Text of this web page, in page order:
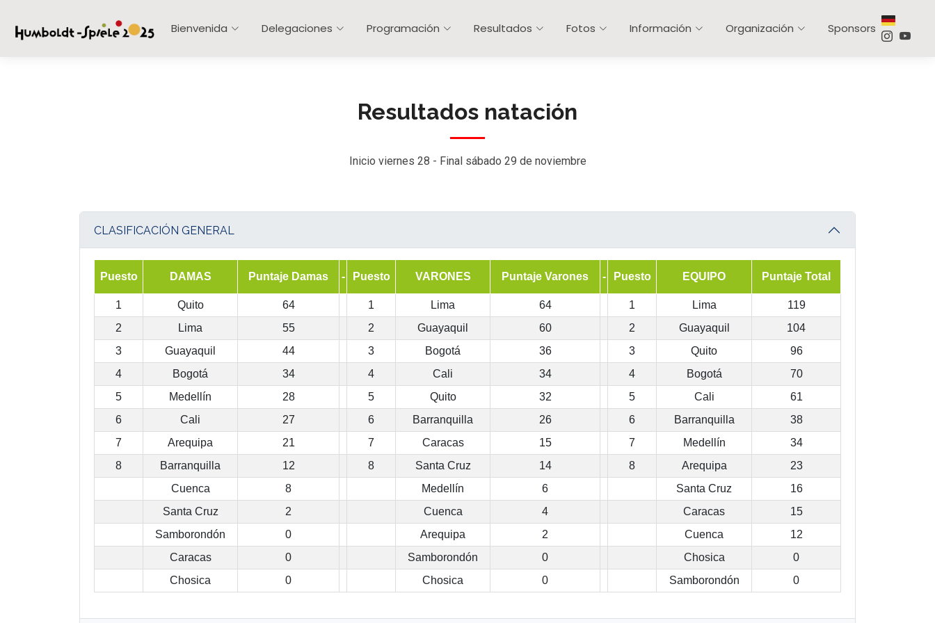
Bienvenida Delegaciones Programación Resultados Fotos Información Organización Sponsors
Resultados natación
Inicio viernes 28 - Final sábado 29 de noviembre
CLASIFICACIÓN GENERAL
Puesto DAMAS Puntaje Damas - Puesto VARONES Puntaje Varones - Puesto EQUIPO Puntaje Total
1 Quito 64 1 Lima 64 1 Lima
119
2
Lima 55 2 Guayaquil 60 2 Guayaquil
104
3
Guayaquil 44 3 Bogotá 36 3 Quito
96
4
Bogotá 34 4 Cali 34 4 Bogotá
70
5
Medellín 28 5 Quito 32 5 Cali
61
6
Cali 27 6 Barranquilla 26 6 Barranquilla
38
7
Arequipa 21 7 Caracas 15 7 Medellín
34
8
Barranquilla 12 8 Santa Cruz 14 8 Arequipa
23
Cuenca
8 Medellín 6 Santa Cruz
16
Santa Cruz
2 Cuenca 4 Caracas
15
Samborondón
0 Arequipa 2 Cuenca
12
Caracas
0 Samborondón 0 Chosica
0
Chosica
0 Chosica 0 Samborondón 0